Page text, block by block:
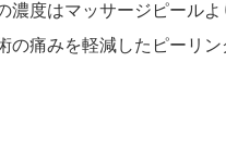
濃度はマッサージピール
の痛みを軽減したピーリン